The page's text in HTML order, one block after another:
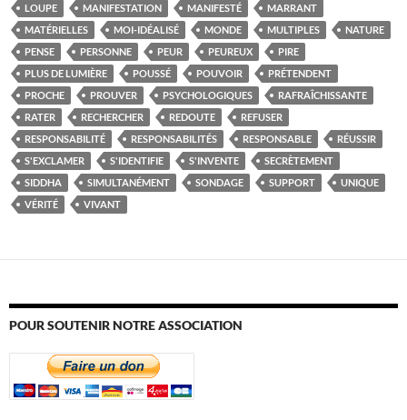
LOUPE
MANIFESTATION MANIFESTÉ
MARRANT
MATÉRIELLES
MOI-IDÉALISÉ MONDE MULTIPLES
NATURE
PENSE
PERSONNE PEUR PEUREUX
PIRE
PLUS DE LUMIÈRE
POUSSÉ POUVOIR
PRÉTENDENT
PROCHE
PROUVER PSYCHOLOGIQUES
RAFRAÎCHISSANTE
RATER
RECHERCHER REDOUTE
REFUSER
RESPONSABILITÉ
RESPONSABILITÉS RESPONSABLE
RÉUSSIR
S'EXCLAMER
S'IDENTIFIE S'INVENTE
SECRÈTEMENT
SIDDHA
SIMULTANÉMENT SONDAGE SUPPORT
UNIQUE
VÉRITÉ
VIVANT
POUR SOUTENIR NOTRE ASSOCIATION